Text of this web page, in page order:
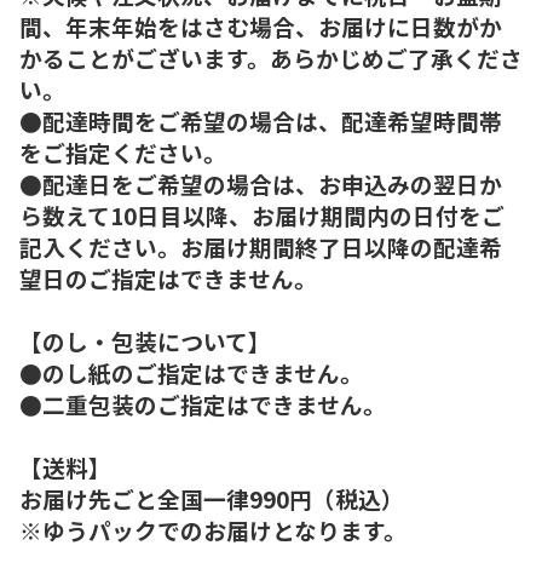
間、年末年始をはさむ場合、お届けに日数がか
かることがございます。あらかじめご了承くださ
い。
●配達時間をご希望の場合は、配達希望時間帯
をご指定ください。
●配達日をご希望の場合は、お申込みの翌日か
ら数えて10日目以降、お届け期間内の日付をご
記入ください。お届け期間終了日以降の配達希
望日のご指定はできません。
【のし・包装について】
●のし紙のご指定はできません。
●二重包装のご指定はできません。
【送料】
お届け先ごと全国一律990円（税込）
※ゆうパックでのお届けとなります。